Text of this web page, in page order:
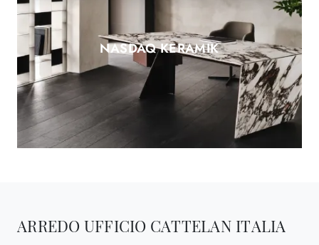
NASDAQ KERAMIK
ARREDO UFFICIO CATTELAN ITALIA